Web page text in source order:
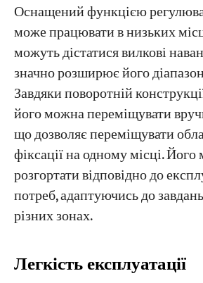
Оснащений функцією
може працювати в низьких
можуть дістатися вилкові
значно розширює його
Завдяки поворотній
його можна переміщувати
що дозволяє переміщувати
фіксації на одному місці.
розгортати відповідно до
потреб, адаптуючись до
різних зонах.
​​Легкість експлуатації